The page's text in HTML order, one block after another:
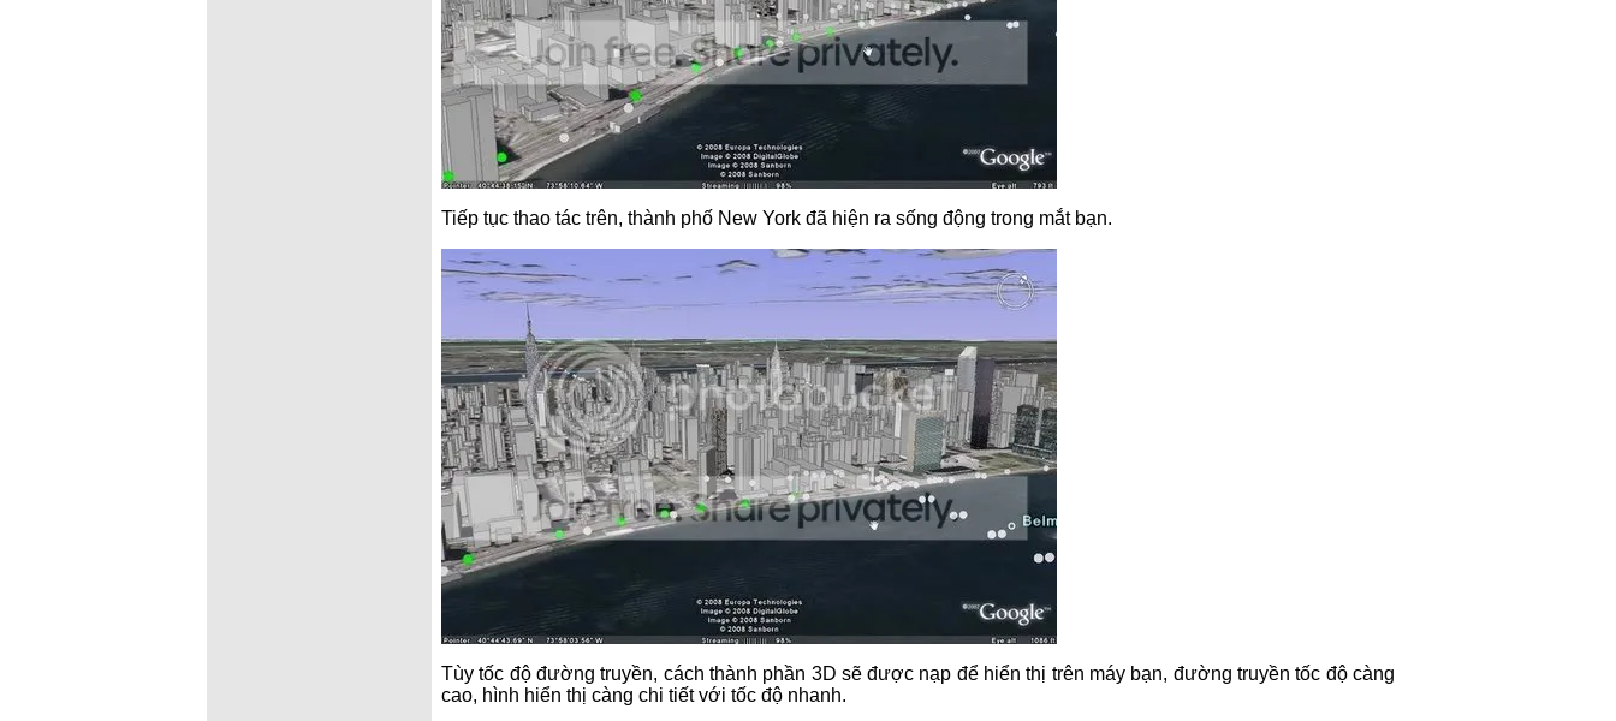
Tiếp tục thao tác trên, thành phố New York đã hiện ra sống động trong mắt bạn.
Tùy tốc độ đường truyền, cách thành phần 3D sẽ được nạp để hiển thị trên máy bạn, đường truyền tốc độ càng
cao, hình hiển thị càng chi tiết với tốc độ nhanh.